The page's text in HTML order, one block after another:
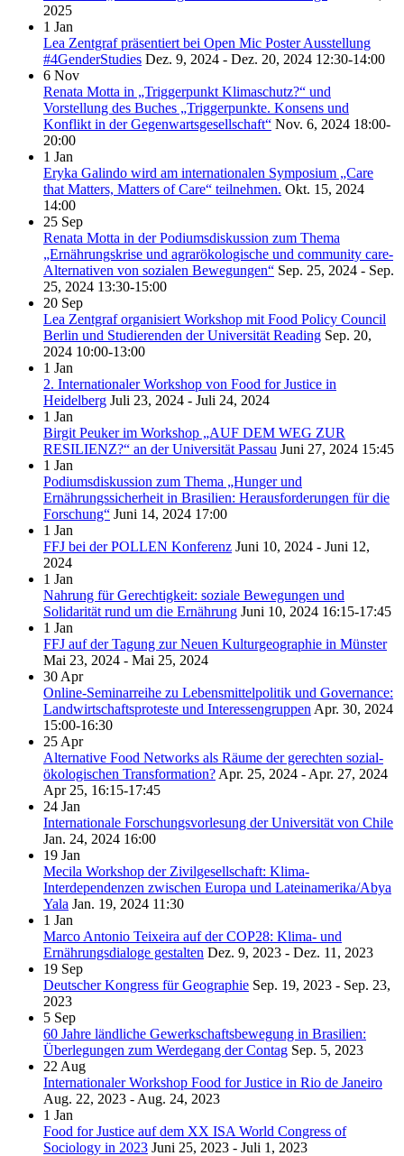
2025
1 Jan
Lea Zentgraf präsentiert bei Open Mic Poster Ausstellung
#4GenderStudies Dez. 9, 2024 - Dez. 20, 2024 12:30-14:00
6 Nov
Renata Motta in „Triggerpunkt Klimaschutz?“ und
Vorstellung des Buches „Triggerpunkte. Konsens und
Konflikt in der Gegenwartsgesellschaft“ Nov. 6, 2024 18:00-
20:00
1 Jan
Eryka Galindo wird am internationalen Symposium „Care
that Matters, Matters of Care“ teilnehmen. Okt. 15, 2024
14:00
25 Sep
Renata Motta in der Podiumsdiskussion zum Thema
„Ernährungskrise und agrarökologische und community care-
Alternativen von sozialen Bewegungen“ Sep. 25, 2024 - Sep.
25, 2024 13:30-15:00
20 Sep
Lea Zentgraf organisiert Workshop mit Food Policy Council
Berlin und Studierenden der Universität Reading Sep. 20,
2024 10:00-13:00
1 Jan
2. Internationaler Workshop von Food for Justice in
Heidelberg Juli 23, 2024 - Juli 24, 2024
1 Jan
Birgit Peuker im Workshop „AUF DEM WEG ZUR
RESILIENZ?“ an der Universität Passau Juni 27, 2024 15:45
1 Jan
Podiumsdiskussion zum Thema „Hunger und
Ernährungssicherheit in Brasilien: Herausforderungen für die
Forschung“ Juni 14, 2024 17:00
1 Jan
FFJ bei der POLLEN Konferenz Juni 10, 2024 - Juni 12,
2024
1 Jan
Nahrung für Gerechtigkeit: soziale Bewegungen und
Solidarität rund um die Ernährung Juni 10, 2024 16:15-17:45
1 Jan
FFJ auf der Tagung zur Neuen Kulturgeographie in Münster
Mai 23, 2024 - Mai 25, 2024
30 Apr
Online-Seminarreihe zu Lebensmittelpolitik und Governance:
Landwirtschaftsproteste und Interessengruppen Apr. 30, 2024
15:00-16:30
25 Apr
Alternative Food Networks als Räume der gerechten sozial-
ökologischen Transformation? Apr. 25, 2024 - Apr. 27, 2024
Apr 25, 16:15-17:45
24 Jan
Internationale Forschungsvorlesung der Universität von Chile
Jan. 24, 2024 16:00
19 Jan
Mecila Workshop der Zivilgesellschaft: Klima-
Interdependenzen zwischen Europa und Lateinamerika/Abya
Yala Jan. 19, 2024 11:30
1 Jan
Marco Antonio Teixeira auf der COP28: Klima- und
Ernährungsdialoge gestalten Dez. 9, 2023 - Dez. 11, 2023
19 Sep
Deutscher Kongress für Geographie Sep. 19, 2023 - Sep. 23,
2023
5 Sep
60 Jahre ländliche Gewerkschaftsbewegung in Brasilien:
Überlegungen zum Werdegang der Contag Sep. 5, 2023
22 Aug
Internationaler Workshop Food for Justice in Rio de Janeiro
Aug. 22, 2023 - Aug. 24, 2023
1 Jan
Food for Justice auf dem XX ISA World Congress of
Sociology in 2023 Juni 25, 2023 - Juli 1, 2023